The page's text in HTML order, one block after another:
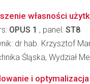
własności
OPUS 1 , panel: ST8
dr hab. Krzysztof
Śląska, Wydział
i